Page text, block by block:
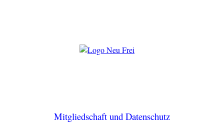
Mitgliedschaft und Datenschutz